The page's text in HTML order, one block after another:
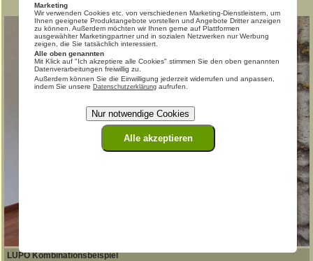
Schlafen in Natur
Tische, Bänke, Stühle
Info & Kontakt
Warenkorb
LUPO Kombinationsbeispiel
Marketing
Wir verwenden Cookies etc. von verschiedenen Marketing-Dienstleistern, um
Ihnen geeignete Produktangebote vorstellen und Angebote Dritter anzeigen
zu können. Außerdem möchten wir Ihnen gerne auf Plattformen
ausgewählter Marketingpartner und in sozialen Netzwerken nur Werbung
zeigen, die Sie tatsächlich interessiert.
Alle oben genannten
Mit Klick auf "Ich akzeptiere alle Cookies" stimmen Sie den oben genannten
Datenverarbeitungen freiwillig zu.
Außerdem können Sie die Einwilligung jederzeit widerrufen und anpassen,
indem Sie unsere Datenschutzerklärungaufrufen.
Nur notwendige Cookies
Alle akzeptieren